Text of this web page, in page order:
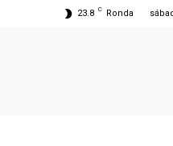
23.8 C Ronda